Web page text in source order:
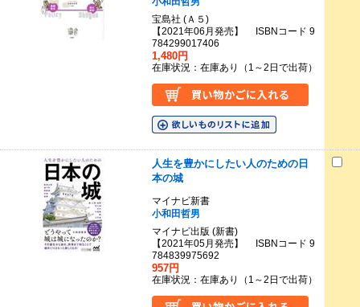
宝島社 (Ａ５)
【2021年06月発売】 ISBNコード 9
784299017406
1,480円
在庫状況：在庫あり（1～2日で出荷）
人生を豊かにしたい人のための日
本の城
マイナビ新書
小和田哲男
マイナビ出版 (新書)
【2021年05月発売】 ISBNコード 9
784839975692
957円
在庫状況：在庫あり（1～2日で出荷）